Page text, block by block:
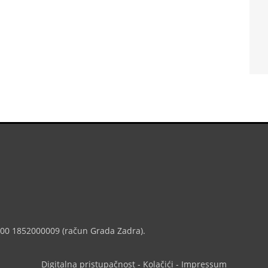
1852000009 (račun Grada Zadra).
Digitalna pristupačnost - Kolačići - Impressum